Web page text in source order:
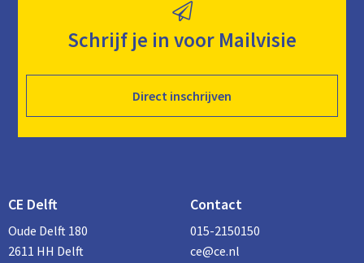
Schrijf je in voor Mailvisie
Direct inschrijven
CE Delft
Oude Delft 180
2611 HH Delft
Contact
015-2150150
ce@ce.nl